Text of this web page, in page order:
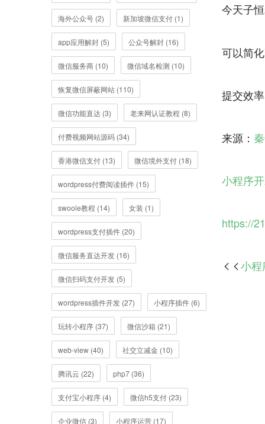
海外公众号 (2) 新加坡微信支付 (1)
app应用解封 (5) 公众号解封 (16)
微信服务商 (10) 微信域名检测 (10)
恢复微信屏蔽网站 (110)
微信功能直达 (3) 老来网认证教程 (8)
付费视频网站源码 (34)
香港微信支付 (13) 微信境外支付 (18)
wordpress付费阅读插件 (15)
swoole教程 (14) 女装 (1)
wordpress支付插件 (20)
微信服务直达开发 (16)
微信扫码支付开发 (5)
wordpress插件开发 (27) 小程序插件 (6)
玩转小程序 (37) 微信沙箱 (21)
web-view (40) 社交立减金 (10)
腾讯云 (22) php7 (36)
支付宝小程序 (4) 微信h5支付 (23)
企业微信 (3) 小程序运营 (17)
今天子
可以简
提交效
来源：
小程序
https://
 小